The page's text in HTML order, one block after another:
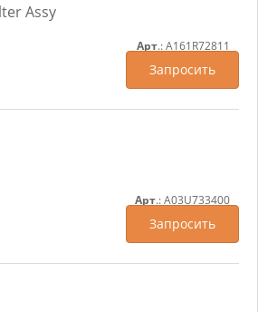
Assy
Арт.: A161R72811
Запросить
Арт.: A03U733400
Запросить